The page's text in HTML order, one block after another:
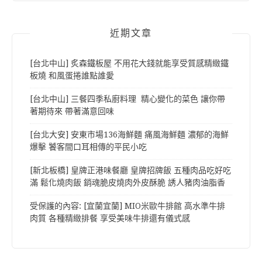
近期文章
[台北中山] 炙森鐵板屋 不用花大錢就能享受質感精緻鐵
板燒 和風蛋捲誰點誰愛
[台北中山] 三餐四季私廚料理 精心變化的菜色 讓你帶
著期待來 帶著滿意回味
[台北大安] 安東市場136海鮮麵 痛風海鮮麵 濃郁的海鮮
爆擊 饕客間口耳相傳的平民小吃
[新北板橋] 皇牌正港味餐廳 皇牌招牌飯 五種肉品吃好吃
滿 鬆化燒肉飯 銷魂脆皮燒肉外皮酥脆 誘人豬肉油脂香
受保護的內容: [宜蘭宜蘭] MIO米歐牛排館 高水準牛排
肉質 各種精緻排餐 享受美味牛排還有儀式感